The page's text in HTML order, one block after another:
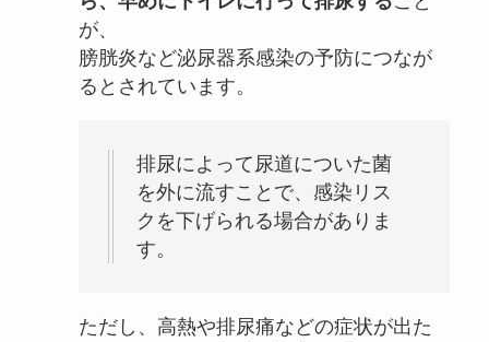
が、
膀胱炎など泌尿器系感染の予防につなが
るとされています。
排尿によって尿道についた菌
を外に流すことで、感染リス
クを下げられる場合がありま
す。
ただし、高熱や排尿痛などの症状が出た